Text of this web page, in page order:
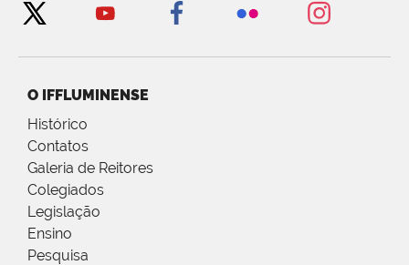
O IFFLUMINENSE
Histórico
Contatos
Galeria de Reitores
Colegiados
Legislação
Ensino
Pesquisa